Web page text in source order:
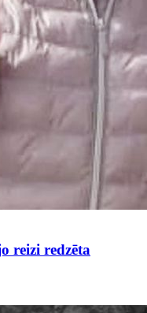
reizi redzēta